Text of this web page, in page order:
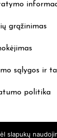
product
grąžinimas
sąlygos ir
politika
slapukų